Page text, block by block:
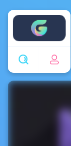
Enjoy4fun